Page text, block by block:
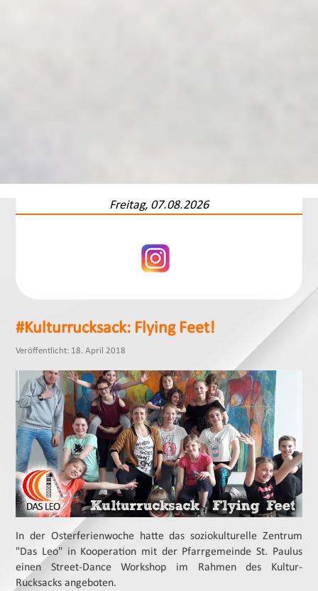
Freitag, 07.08.2026
#Kulturrucksack: Flying Feet!
Veröffentlicht: 18. April 2018
In der Osterferienwoche hatte das soziokulturelle Zentrum
"Das Leo" in Kooperation mit der Pfarrgemeinde St. Paulus
einen Street-Dance Workshop im Rahmen des Kultur-
Rucksacks angeboten.